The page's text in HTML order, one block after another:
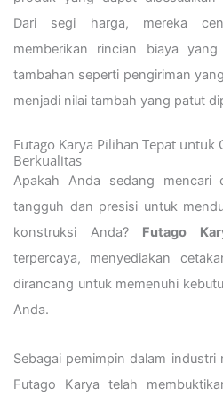
Dari segi harga, mereka
memberikan rincian biaya
tambahan seperti pengiriman
menjadi nilai tambah yang patut
Futago Karya Pilihan Tepat untuk
Berkualitas
Apakah Anda sedang mencari
tangguh dan presisi untuk
konstruksi Anda? Futago
terpercaya, menyediakan
dirancang untuk memenuhi
Anda.
Sebagai pemimpin dalam
Futago Karya telah